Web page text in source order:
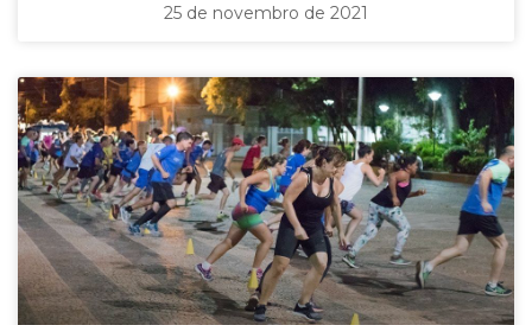
25 de novembro de 2021